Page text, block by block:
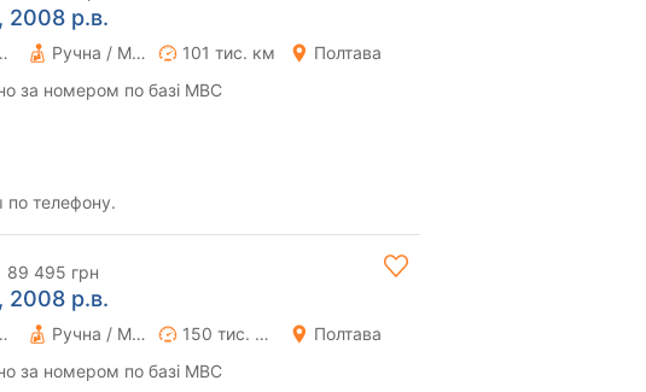
2008 р.в.
л. Ручна / Механіка 101 тис. км
Полтава
за номером по базі МВС
по телефону.
89 495 грн
2008 р.в.
л. Ручна / Механіка 150 тис. км
Полтава
за номером по базі МВС